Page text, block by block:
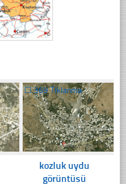
☐369 Tıklanma
kozluk uydu
görüntüsü